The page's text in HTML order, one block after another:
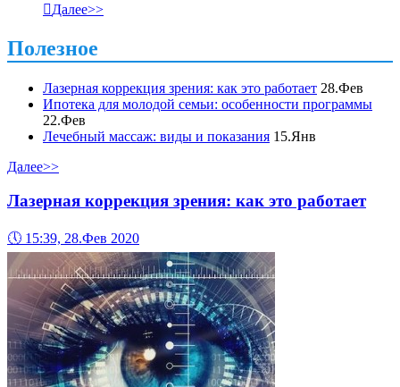
Далее>>
Полезное
Лазерная коррекция зрения: как это работает 28.Фев
Ипотека для молодой семьи: особенности программы
22.Фев
Лечебный массаж: виды и показания 15.Янв
Далее>>
Лазерная коррекция зрения: как это работает
🕔 15:39, 28.Фев 2020